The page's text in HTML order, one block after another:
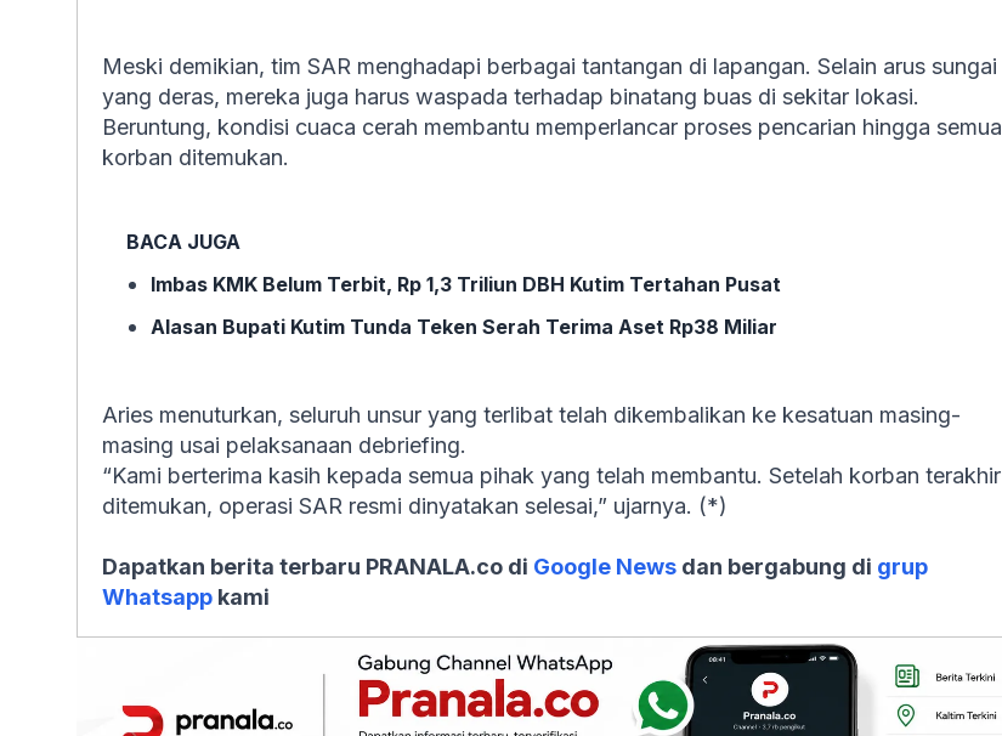
Meski demikian, tim SAR menghadapi berbagai tantangan di lapangan. Selain arus sungai
yang deras, mereka juga harus waspada terhadap binatang buas di sekitar lokasi.
Beruntung, kondisi cuaca cerah membantu memperlancar proses pencarian hingga semua
korban ditemukan.
BACA JUGA
Imbas KMK Belum Terbit, Rp 1,3 Triliun DBH Kutim Tertahan Pusat
Alasan Bupati Kutim Tunda Teken Serah Terima Aset Rp38 Miliar
Aries menuturkan, seluruh unsur yang terlibat telah dikembalikan ke kesatuan masing-
masing usai pelaksanaan debriefing.
“Kami berterima kasih kepada semua pihak yang telah membantu. Setelah korban terakhir
ditemukan, operasi SAR resmi dinyatakan selesai,” ujarnya. (*)
Dapatkan berita terbaru PRANALA.co di Google News dan bergabung di grup
Whatsapp kami